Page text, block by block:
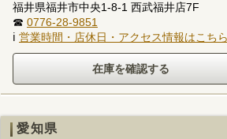
福井県福井市中央1-8-1 西武福井店7F
☎ 0776-28-9851
ℹ 営業時間・店休日・アクセス情報はこちら
愛知県